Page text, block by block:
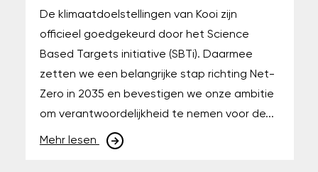
De klimaatdoelstellingen van Kooi zijn
officieel goedgekeurd door het Science
Based Targets initiative (SBTi). Daarmee
zetten we een belangrijke stap richting Net-
Zero in 2035 en bevestigen we onze ambitie
om verantwoordelijkheid te nemen voor de...
Mehr lesen